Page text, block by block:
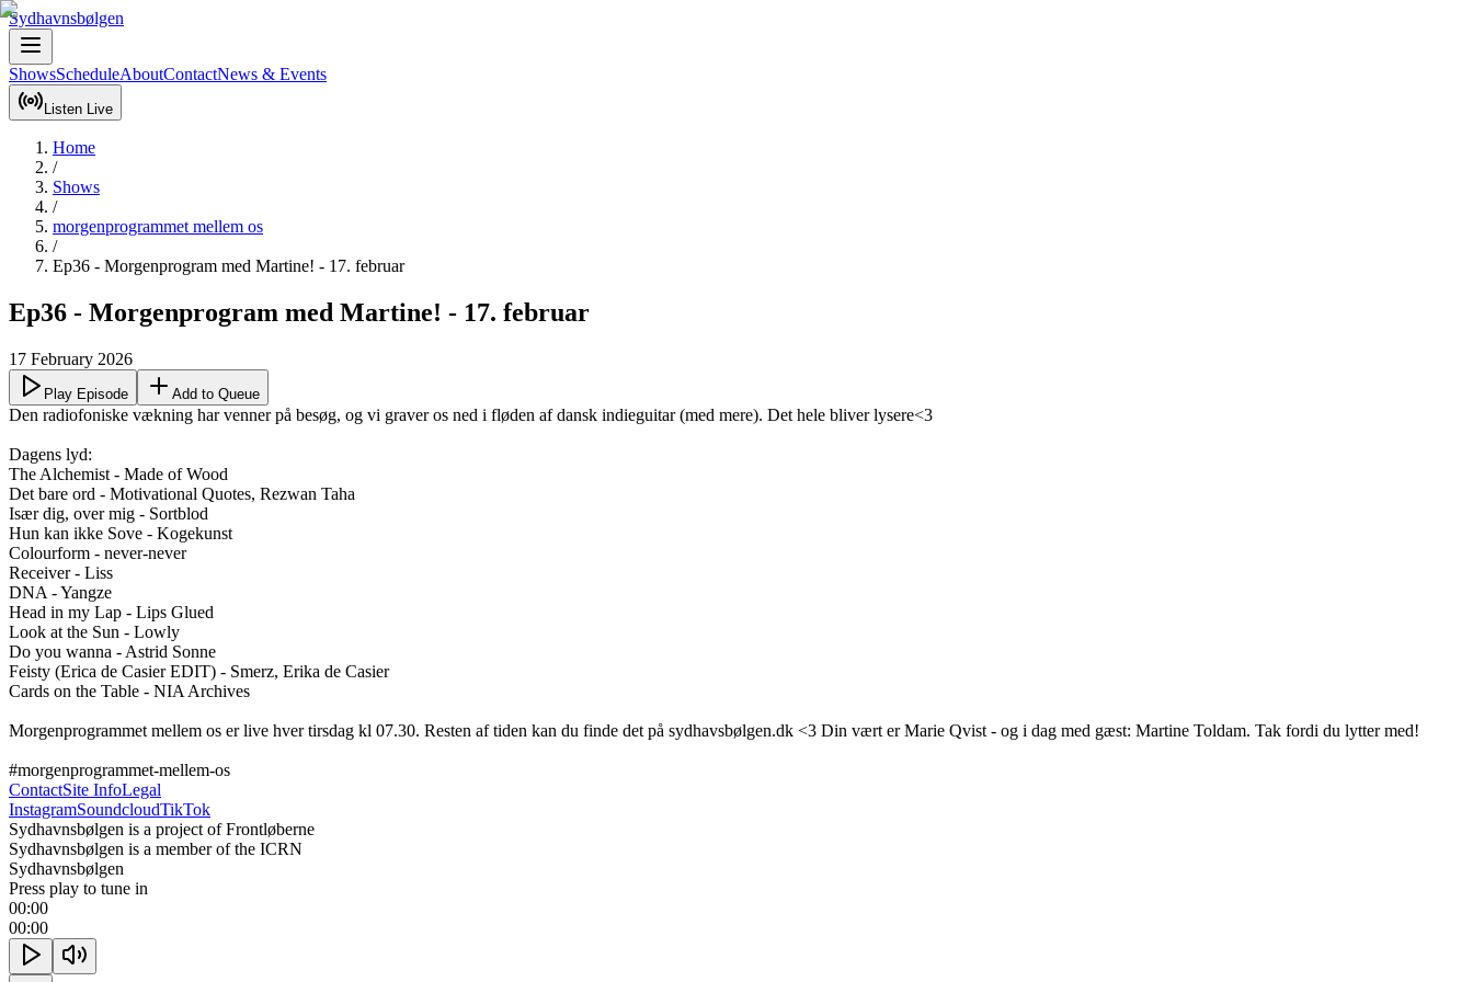
Sydhavnsbølgen
ShowsScheduleAboutContactNews & Events
Listen Live
Home
/
Shows
/
morgenprogrammet mellem os
/
Ep36 - Morgenprogram med Martine! - 17. februar
Ep36 - Morgenprogram med Martine! - 17. februar
17 February 2026
Play Episode Add to Queue
Den radiofoniske vækning har venner på besøg, og vi graver os ned i fløden af dansk indieguitar (med mere). Det hele bliver lysere<3
Dagens lyd:
The Alchemist - Made of Wood
Det bare ord - Motivational Quotes, Rezwan Taha
Især dig, over mig - Sortblod
Hun kan ikke Sove - Kogekunst
Colourform - never-never
Receiver - Liss
DNA - Yangze
Head in my Lap - Lips Glued
Look at the Sun - Lowly
Do you wanna - Astrid Sonne
Feisty (Erica de Casier EDIT) - Smerz, Erika de Casier
Cards on the Table - NIA Archives
Morgenprogrammet mellem os er live hver tirsdag kl 07.30. Resten af tiden kan du finde det på sydhavsbølgen.dk <3 Din vært er Marie Qvist - og i dag med gæst: Martine Toldam. Tak fordi du lytter med!
#morgenprogrammet-mellem-os
ContactSite InfoLegal
InstagramSoundcloudTikTok
Sydhavnsbølgen is a project of Frontløberne
Sydhavnsbølgen is a member of the ICRN
Sydhavnsbølgen
Press play to tune in
00:00
00:00